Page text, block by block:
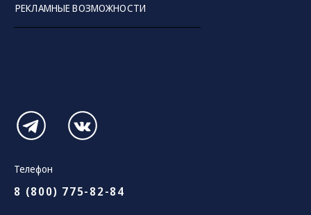
РЕКЛАМНЫЕ ВОЗМОЖНОСТИ
Телефон
8 (800) 775-82-84